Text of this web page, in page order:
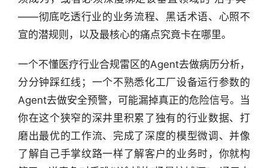
——彻底吃透行业的业务流程、黑话术语、心照不
宣的潜规则，以及最核心的痛点究竟卡在哪里。
一个不懂医疗行业合规雷区的Agent去做病历分析，
分分钟踩红线；一个不熟悉化工厂设备运行参数的
Agent去做安全预警，可能漏掉真正的危险信号。当
你在这个狭窄的深井里积累了独有的行业数据、打
磨出最优的工作流、完成了深度的模型微调、并像
了解自己手掌纹路一样了解客户的业务时，你就构